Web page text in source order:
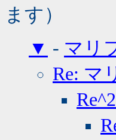
ます）
▼ - マリ
Re: マ